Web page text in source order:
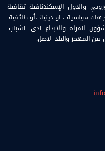
والدول الإسكندنافية ثقافية
سياسية ، او دينية ،أو طائفية.
المراة والابداع لدى الشباب.
المهجر والبلد الاصل.